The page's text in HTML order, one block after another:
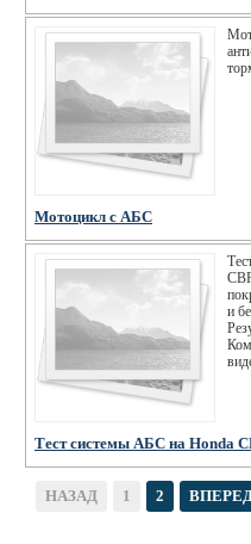
Мотоцикл c АБС
и
Тест системы АБС на Honda
НАЗАД 1 2